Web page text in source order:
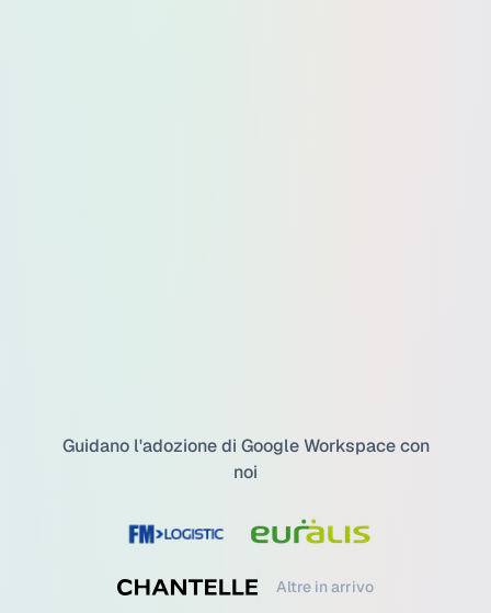
Guidano l'adozione di Google Workspace con
noi
Altre in arrivo